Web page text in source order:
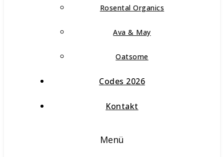
Rosental Organics
Ava & May
Oatsome
Codes 2026
Kontakt
Menü